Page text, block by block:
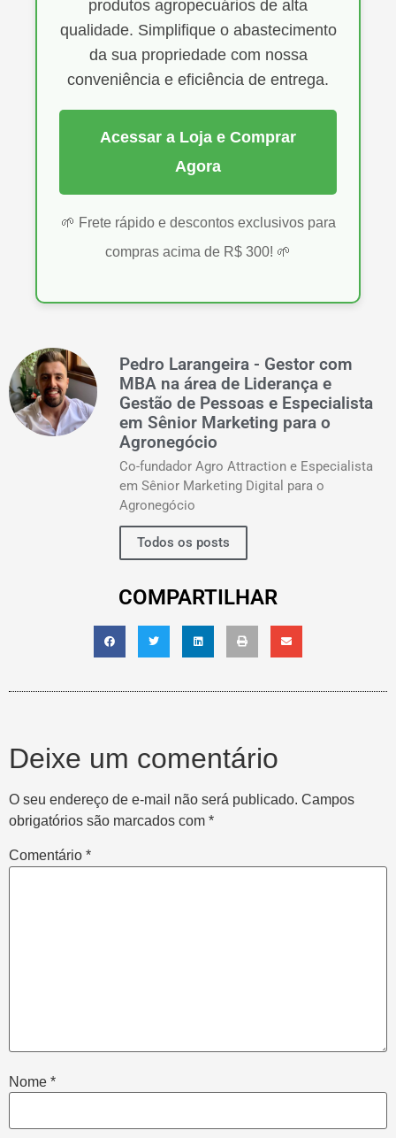
produtos agropecuários de alta
qualidade. Simplifique o abastecimento
da sua propriedade com nossa
conveniência e eficiência de entrega.
Acessar a Loja e Comprar
Agora
🌱 Frete rápido e descontos exclusivos para
compras acima de R$ 300! 🌱
Pedro Larangeira - Gestor com
MBA na área de Liderança e
Gestão de Pessoas e Especialista
em Sênior Marketing para o
Agronegócio
Co-fundador Agro Attraction e Especialista
em Sênior Marketing Digital para o
Agronegócio
Todos os posts
COMPARTILHAR
Deixe um comentário
O seu endereço de e-mail não será publicado. Campos
obrigatórios são marcados com *
Comentário *
Nome *